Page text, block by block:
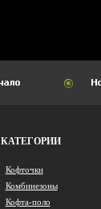
КАТЕГОРИИ
Кофточки
Комбинезоны
Кофта-поло